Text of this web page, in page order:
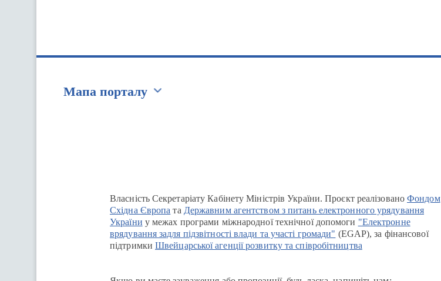
Мапа порталу
Власність Секретаріату Кабінету Міністрів України. Проєкт реалізованоФондом
Східна Європа та Державним агентством з питань електронного урядування
України у межах програми міжнародної технічної допомоги "Електронне
врядування задля підзвітності влади та участі громади" (EGAP), за фінансової
підтримки Швейцарської агенції розвитку та співробітництва